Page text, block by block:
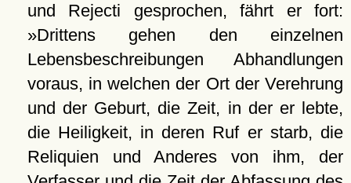
und Rejecti gesprochen, fährt er fort:
»Drittens gehen den einzelnen
Lebensbeschreibungen Abhandlungen
voraus, in welchen der Ort der Verehrung
und der Geburt, die Zeit, in der er lebte,
die Heiligkeit, in deren Ruf er starb, die
Reliquien und Anderes von ihm, der